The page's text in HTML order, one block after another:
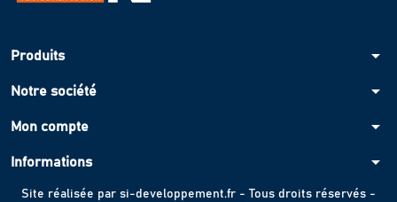
Produits arrow_drop_down
Notre société arrow_drop_down
Mon compte arrow_drop_down
Informations arrow_drop_down
Site réalisée par si-developpement.fr - Tous droits réservés -